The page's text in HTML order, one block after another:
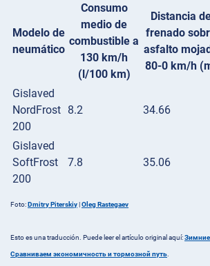
Modelo de
neumático
Consumo
medio de
combustible a
130 km/h
(l/100 km)
Distancia
frenado
asfalto
80-0 km/h
Gislaved
NordFrost
200
8.2 34.66
Gislaved
SoftFrost
200
7.8 35.06
Foto:Dmitry Piterskiy|Oleg Rastegaev
Esto es una traducción. Puede leer el artículo original aquí:
Сравниваем экономичность и тормозной путь